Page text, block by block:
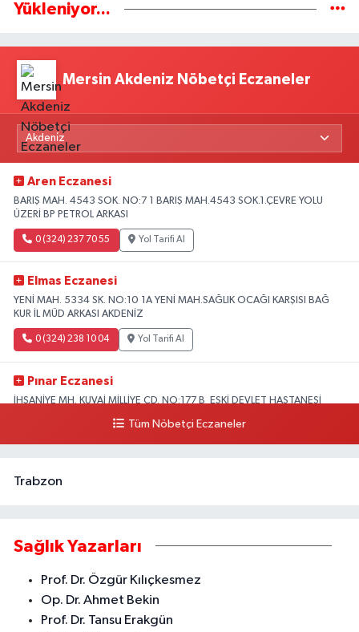
Yükleniyor...
Mersin Akdeniz Nöbetçi Eczaneler
Aren Eczanesi
BARIŞ MAH. 4543 SOK. NO:7 1 BARIŞ MAH.4543 SOK.1.ÇEVRE YOLU
ÜZERİ BP PETROL ARKASI
0 (324) 237 70 55 Yol Tarifi Al
Elmas Eczanesi
YENİ MAH. 5334 SK. NO:10 1A YENİ MAH.SAĞLIK OCAĞI KARŞISI BAĞ
KUR İL MÜD ARKASI AKDENİZ
0 (324) 238 10 04 Yol Tarifi Al
Pınar Eczanesi
İHSANİYE MH. KUVAİ MİLLİYE CD. NO:177 B ESKİ DEVLET HASTANESİ
Tüm Nöbetçi Eczaneler
Trabzon
Sağlık Yazarları
Prof. Dr. Özgür Kılıçkesmez
Op. Dr. Ahmet Bekin
Prof. Dr. Tansu Erakgün